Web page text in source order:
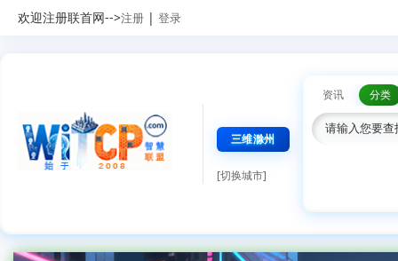
欢迎注册联首网-->注册 | 登录
三维滁州
[切换城市]
资讯 分类